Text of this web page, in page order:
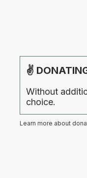
✌
Without
choice.
Learn more about